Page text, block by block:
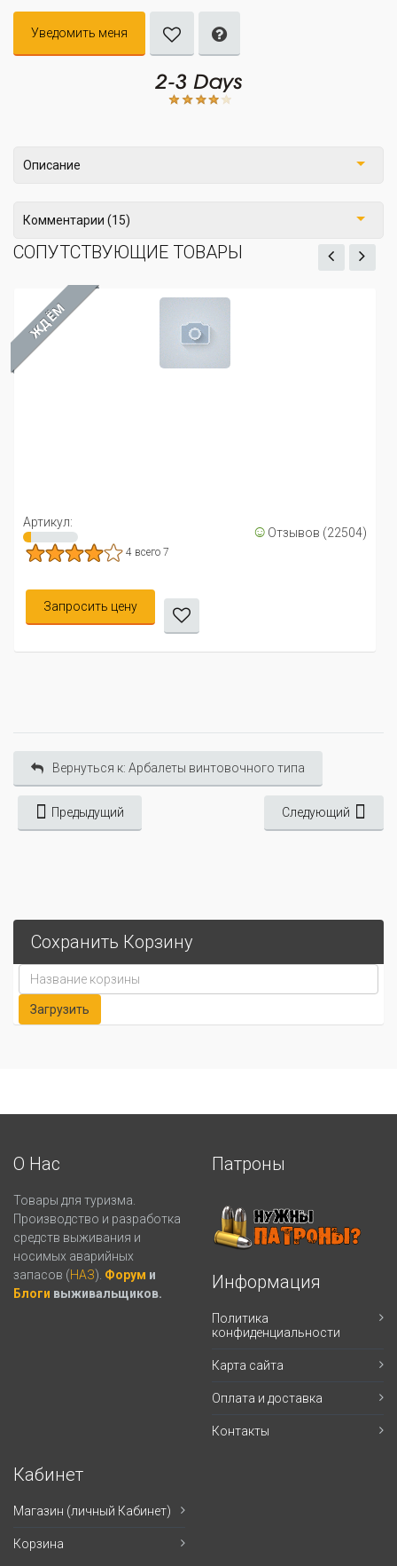
Уведомить меня
Описание
Комментарии (15)
СОПУТСТВУЮЩИЕ ТОВАРЫ
ЖДЁМ
Артикул:
Отзывов (22504)
4 всего 7
Запросить цену
Вернуться к: Арбалеты винтовочного типа
Предыдущий Следующий
Сохранить Корзину
О Нас
Товары для туризма.
Производство и разработка
средств выживания и
носимых аварийных
запасов (НАЗ). Форум и
Блоги выживальщиков.
Патроны
Информация
Политика
конфиденциальности
Карта сайта
Оплата и доставка
Контакты
Кабинет
Магазин (личный Кабинет)
Корзина